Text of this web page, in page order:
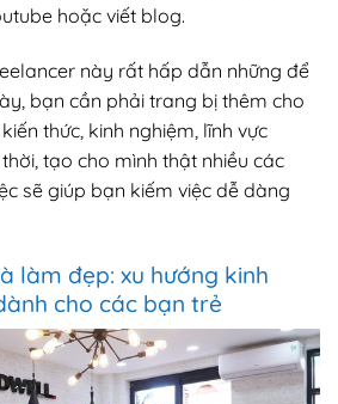
hoặc viết blog.
này rất hấp dẫn những để
bạn cần phải trang bị thêm cho
thức, kinh nghiệm, lĩnh vực
tạo cho mình thật nhiều các
sẽ giúp bạn kiếm việc dễ dàng
làm đẹp: xu hướng kinh
cho các bạn trẻ